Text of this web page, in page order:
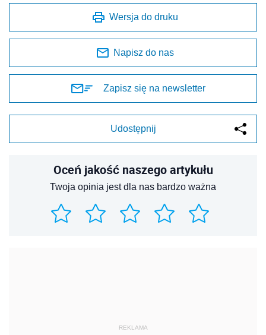
Wersja do druku
Napisz do nas
Zapisz się na newsletter
Udostępnij
Oceń jakość naszego artykułu
Twoja opinia jest dla nas bardzo ważna
REKLAMA